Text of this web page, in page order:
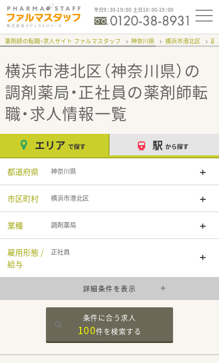
平日9：30-19：00 土日10：00-19：00
薬剤師の転職・求人サイト ファルマスタッフ 神奈川県 横浜市港北区 調
横浜市港北区（神奈川県）の
調剤薬局・正社員の薬剤師転
職・求人情報一覧
エリア で探す 駅 から探す
都道府県 神奈川県
市区町村 横浜市港北区
業種 調剤薬局
雇用形態 /
給与
正社員
詳細条件を表示
条件に合う求人
100件を検索する